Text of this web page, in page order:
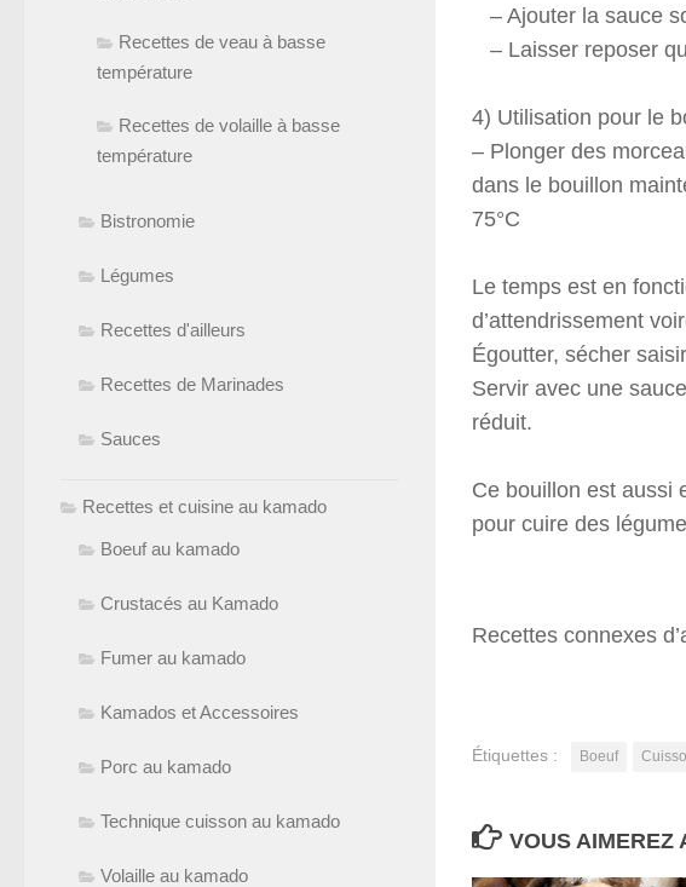
– Ajouter la sauce
– Laisser reposer
4) Utilisation pour le
– Plonger des
dans le bouillon
75°C
Le temps est en
d’attendrissement
Égoutter, sécher
Servir avec une
réduit.
Ce bouillon est aussi
pour cuire des
Recettes connexes
Étiquettes : Boeuf
VOUS AIMEREZ
Recettes de veau à basse
température
Recettes de volaille à basse
température
Bistronomie
Légumes
Recettes d'ailleurs
Recettes de Marinades
Sauces
Recettes et cuisine au kamado
Boeuf au kamado
Crustacés au Kamado
Fumer au kamado
Kamados et Accessoires
Porc au kamado
Technique cuisson au kamado
Volaille au kamado